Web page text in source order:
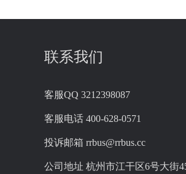
联系我们
客服QQ 3212398087
客服电话 400-628-0571
投诉邮箱 rrbus@rrbus.cc
公司地址 杭州市江干区6号大街